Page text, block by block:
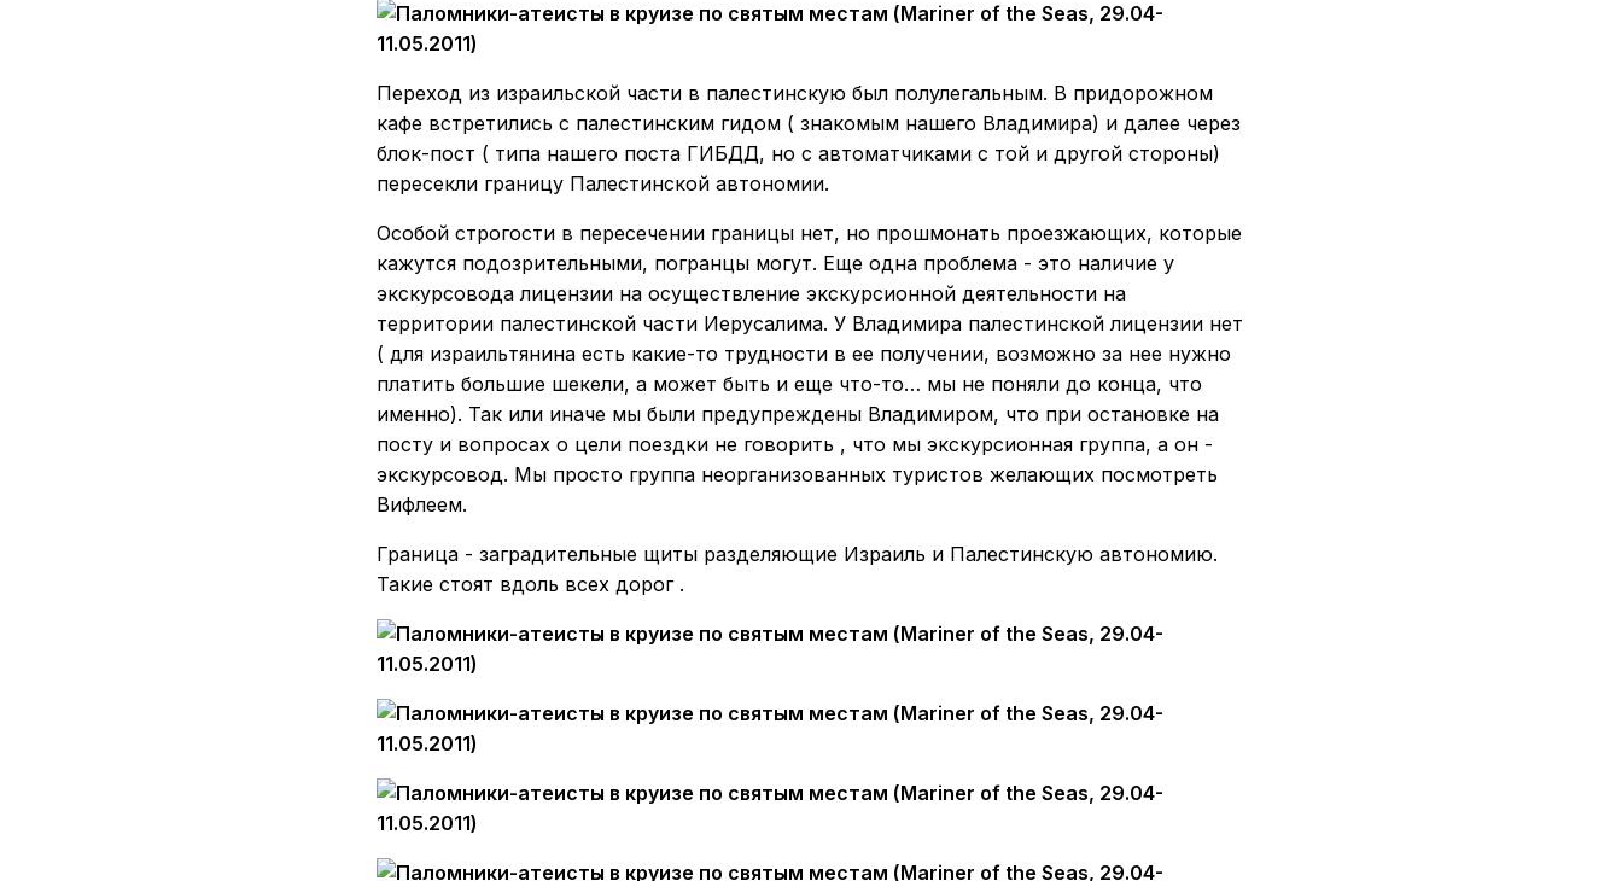
Переход из израильской части в палестинскую был полулегальным. В придорожном
кафе встретились с палестинским гидом ( знакомым нашего Владимира) и далее через
блок-пост ( типа нашего поста ГИБДД, но с автоматчиками с той и другой стороны)
пересекли границу Палестинской автономии.
Особой строгости в пересечении границы нет, но прошмонать проезжающих, которые
кажутся подозрительными, погранцы могут. Еще одна проблема - это наличие у
экскурсовода лицензии на осуществление экскурсионной деятельности на
территории палестинской части Иерусалима. У Владимира палестинской лицензии нет
( для израильтянина есть какие-то трудности в ее получении, возможно за нее нужно
платить большие шекели, а может быть и еще что-то… мы не поняли до конца, что
именно). Так или иначе мы были предупреждены Владимиром, что при остановке на
посту и вопросах о цели поездки не говорить , что мы экскурсионная группа, а он -
экскурсовод. Мы просто группа неорганизованных туристов желающих посмотреть
Вифлеем.
Граница - заградительные щиты разделяющие Израиль и Палестинскую автономию.
Такие стоят вдоль всех дорог .